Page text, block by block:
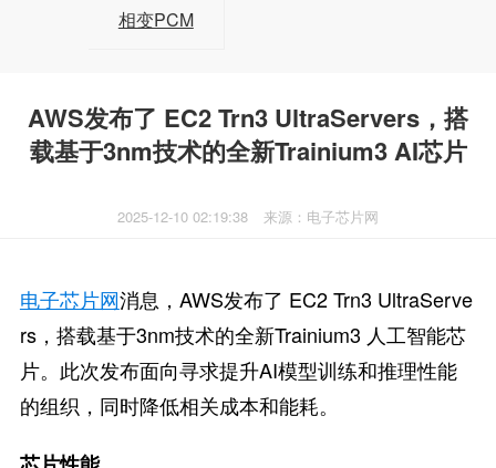
相变PCM
AWS发布了 EC2 Trn3 UltraServers，搭
载基于3nm技术的全新Trainium3 AI芯片
2025-12-10 02:19:38 来源：电子芯片网
电子芯片网消息，AWS发布了 EC2 Trn3 UltraServe
rs，搭载基于3nm技术的全新Trainium3 人工智能芯
片。此次发布面向寻求提升AI模型训练和推理性能
的组织，同时降低相关成本和能耗。